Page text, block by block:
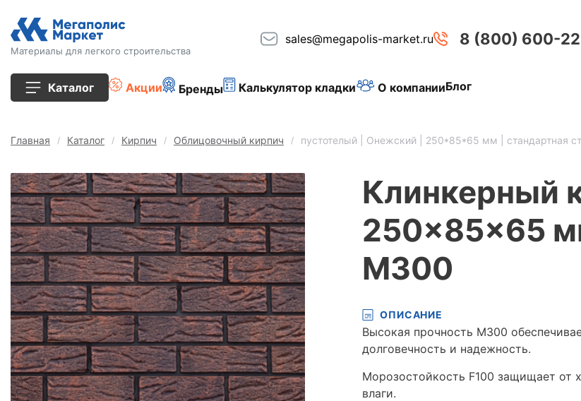
Материалы для легкого строительства
sales@megapolis-market.ru 8 (800) 600-
Каталог
Кирпич
Плиты перекрытия
Сопутствующие товары
Тротуарная плитка
Сайдинг
Металлочерепица
Акции Бренды Калькулятор кладки О компанииБлог
Главная Каталог Кирпич Облицовочный кирпич пустотелый | Онежский | 250*85*65 мм | стандартная
Клинкерный
250x85x65
М300
ОПИСАНИЕ
Высокая прочность М300
долговечность и надежность.
Морозостойкость F100 защищает от
влаги.